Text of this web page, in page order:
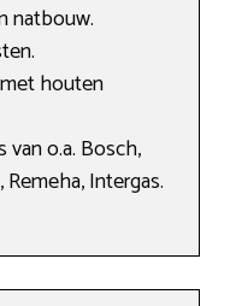
natbouw.
houten
o.a. Bosch,
Intergas.